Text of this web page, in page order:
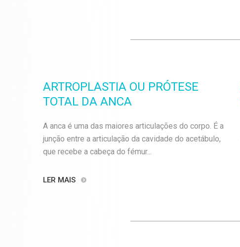
ARTROPLASTIA OU PRÓTESE
TOTAL DA ANCA
A anca é uma das maiores articulações do corpo. É a
junção entre a articulação da cavidade do acetábulo,
que recebe a cabeça do fémur...
LER MAIS